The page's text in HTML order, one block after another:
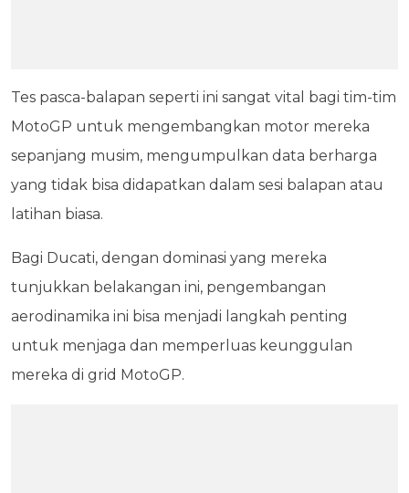
Tes pasca-balapan seperti ini sangat vital bagi tim-tim
MotoGP untuk mengembangkan motor mereka
sepanjang musim, mengumpulkan data berharga
yang tidak bisa didapatkan dalam sesi balapan atau
latihan biasa.
Bagi Ducati, dengan dominasi yang mereka
tunjukkan belakangan ini, pengembangan
aerodinamika ini bisa menjadi langkah penting
untuk menjaga dan memperluas keunggulan
mereka di grid MotoGP.